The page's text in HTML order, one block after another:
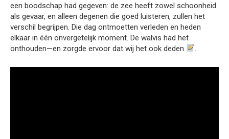
een boodschap had gegeven: de zee heeft zowel schoonheid
als gevaar, en alleen degenen die goed luisteren, zullen het
verschil begrijpen. Die dag ontmoetten verleden en heden
elkaar in één onvergetelijk moment. De walvis had het
onthouden—en zorgde ervoor dat wij het ook deden
.